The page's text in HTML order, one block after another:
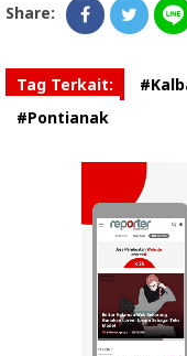
Share:
Tag Terkait:
#Pontianak